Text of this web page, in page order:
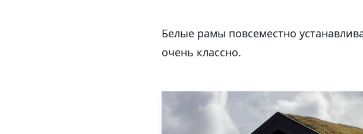
Белые рамы повсеместно
очень классно.